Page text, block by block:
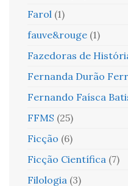
Farol (1)
fauve&rouge (1)
Fazedoras de
Fernanda Durão
Fernando Faísca
FFMS (25)
Ficção (6)
Ficção Científica (7)
Filologia (3)